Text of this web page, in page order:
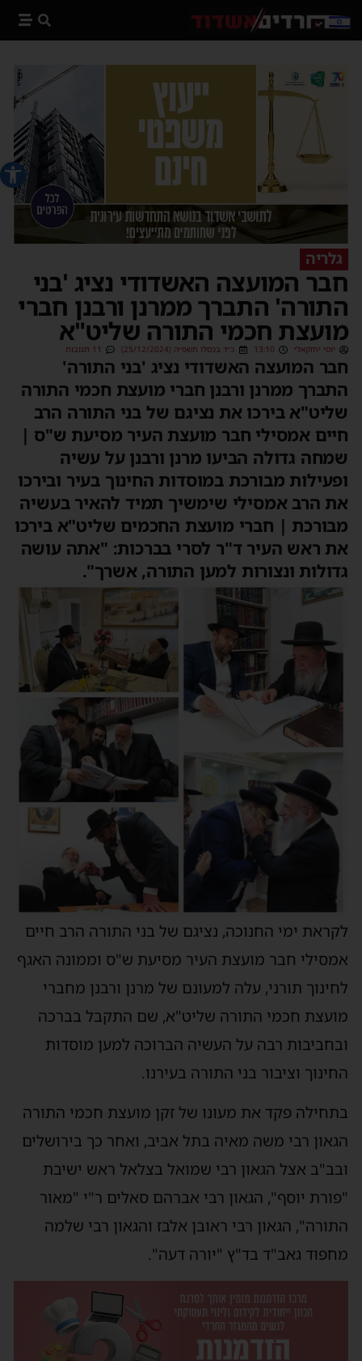
פתח
גלריה
חבר המועצה האשדודי נציג 'בני
התורה' התברך ממרנן ורבנן חברי
מועצת חכמי התורה שליט"א
יוסי יחזקאלי 13:10 כ״ד בכסלו תשפ״ה (25/12/2024) 11 תגובות
חבר המועצה האשדודי נציג 'בני התורה'
התברך ממרנן ורבנן חברי מועצת חכמי התורה
שליט"א בירכו את נציגם של בני התורה הרב
חיים אמסילי חבר מועצת העיר מסיעת ש"ס |
שמחה גדולה הביעו מרנן ורבנן על עשיה
ופעילות מבורכת במוסדות החינוך בעיר ובירכו
את הרב אמסילי שימשיך תמיד להאיר בעשיה
מבורכת | חברי מועצת החכמים שליט"א בירכו
את ראש העיר ד"ר לסרי בברכות: "אתה עושה
גדולות ונצורות למען התורה, אשרך".
לקראת ימי החנוכה, נציגם של בני התורה הרב חיים
אמסילי חבר מועצת העיר מסיעת ש"ס וממונה האגף
לחינוך תורני, עלה למעונם של מרנן ורבנן מחברי
מועצת חכמי התורה שליט"א, שם התקבל בברכה
ובחביבות רבה על העשיה הברוכה למען מוסדות
החינוך וציבור בני התורה בעירנו.
בתחילה פקד את מעונו של זקן מועצת חכמי התורה
הגאון רבי משה מאיה בתל אביב, ואחר כך בירושלים
ובב"ב אצל הגאון רבי שמואל בצלאל ראש ישיבת
"פורת יוסף", הגאון רבי אברהם סאלים ר"י "מאור
התורה", הגאון רבי ראובן אלבז והגאון רבי שלמה
מחפוד גאב"ד בד"ץ "יורה דעה".